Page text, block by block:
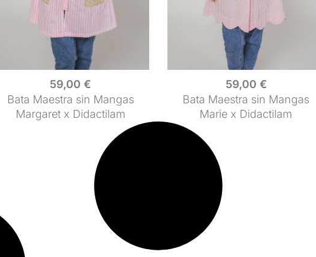
59,00€
Bata Maestra sin Mangas
Margaret x Didactilam
59,00 €
Bata Maestra sin Mangas
Marie x Didactilam